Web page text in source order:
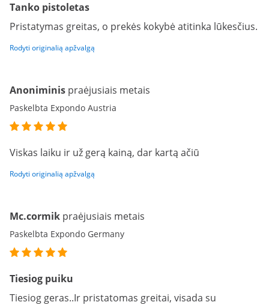
Tanko pistoletas
Pristatymas greitas, o prekės kokybė atitinka lūkesčius.
Rodyti originalią apžvalgą
Anoniminis praėjusiais metais
Paskelbta Expondo Austria
Viskas laiku ir už gerą kainą, dar kartą ačiū
Rodyti originalią apžvalgą
Mc.cormik praėjusiais metais
Paskelbta Expondo Germany
Tiesiog puiku
Tiesiog geras..Ir pristatomas greitai, visada su